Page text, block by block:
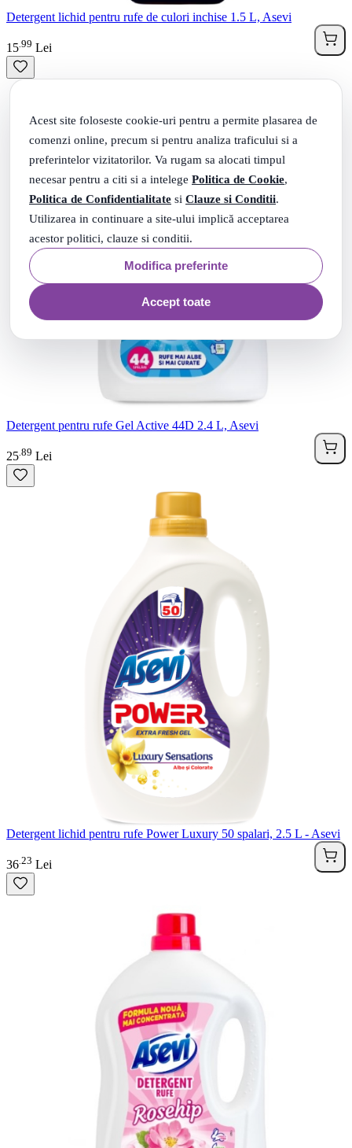
Acest site foloseste cookie-uri pentru a permite plasarea de
comenzi online, precum si pentru analiza traficului si a
preferintelor vizitatorilor. Va rugam sa alocati timpul
necesar pentru a citi si a intelege Politica de Cookie,
Politica de Confidentialitate si Clauze si Conditii.
Utilizarea in continuare a site-ului implică acceptarea
acestor politici, clauze si conditii.
Modifica preferinte
Accept toate
Detergent lichid pentru rufe de culori inchise 1.5 L, Asevi
15 99 Lei
Detergent pentru rufe Gel Active 44D 2.4 L, Asevi
25 89 Lei
Detergent lichid pentru rufe Power Luxury 50 spalari, 2.5 L - Asevi
36 23 Lei